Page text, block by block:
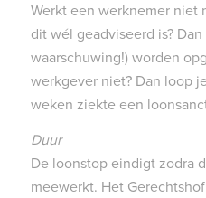
Werkt een werknemer niet
dit wél geadviseerd is?
waarschuwing!) worden
werkgever niet? Dan loop
weken ziekte een
Duur
De loonstop eindigt zodra
meewerkt. Het